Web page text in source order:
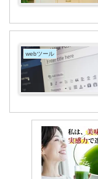
webツール